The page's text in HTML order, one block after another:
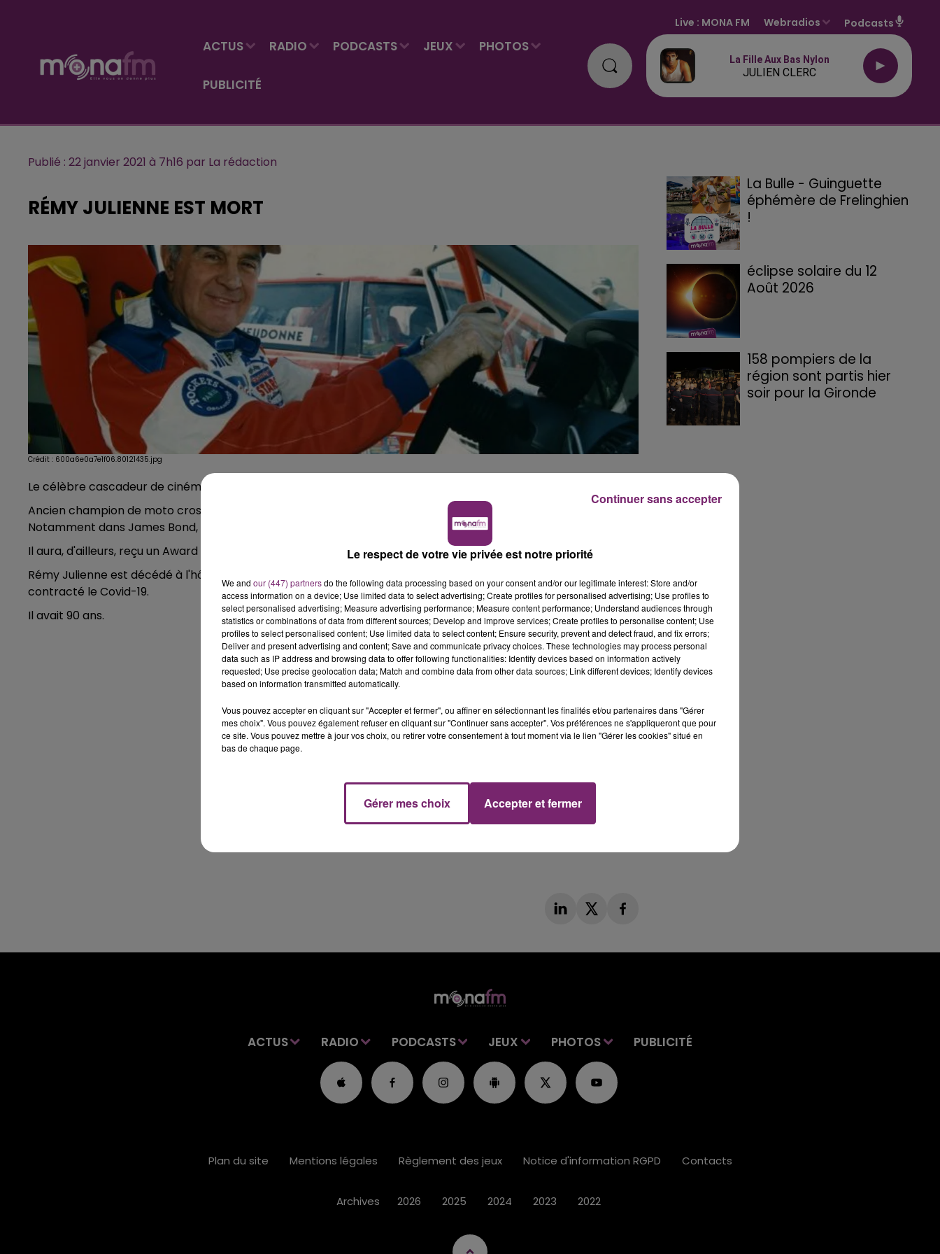
ACTUS RADIO PODCASTS JEUX PHOTOS
PUBLICITÉ
Live : MONA FM Webradios Podcasts
La Fille Aux Bas Nylon
JULIEN CLERC
Publié : 22 janvier 2021 à 7h16 par La rédaction
RÉMY JULIENNE EST MORT
Crédit : 600a6e0a7e1f06.80121435.jpg
Le célèbre cascadeur de cinéma est mort des suites du Covid-19.
Ancien champion de moto cross, il avait également, réalisé plus de 1400 scènes de cascade pour le cinéma.
Notamment dans James Bond, mais aussi fantomas, Taxi, le gendarme de St Tropez...
Il aura, d'ailleurs, reçu un Award du meilleur concepteur de cascades.
Rémy Julienne est décédé à l'hôpital de Montargis, où il avait été hospitalisé dans un état sérieux, après avoir
contracté le Covid-19.
Il avait 90 ans.
La Bulle - Guinguette
éphémère de Frelinghien
!
éclipse solaire du 12
Août 2026
158 pompiers de la
région sont partis hier
soir pour la Gironde
ACTUS RADIO PODCASTS JEUX PHOTOS PUBLICITÉ
Plan du site Mentions légales Règlement des jeux Notice d'information RGPD Contacts
Archives 2026 2025 2024 2023 2022
Le respect de votre vie privée est notre priorité
We and our (447) partnersdo the following data processing based on your consent and/or our legitimate interest: Store and/or
access information on a device; Use limited data to select advertising; Create profiles for personalised advertising; Use profiles to
select personalised advertising; Measure advertising performance; Measure content performance; Understand audiences through
statistics or combinations of data from different sources; Develop and improve services; Create profiles to personalise content; Use
profiles to select personalised content; Use limited data to select content; Ensure security, prevent and detect fraud, and fix errors;
Deliver and present advertising and content; Save and communicate privacy choices. These technologies may process personal
data such as IP address and browsing data to offer following functionalities: Identify devices based on information actively
requested; Use precise geolocation data; Match and combine data from other data sources; Link different devices; Identify devices
based on information transmitted automatically.
Vous pouvez accepter en cliquant sur "Accepter et fermer", ou affiner en sélectionnant les finalités et/ou partenaires dans "Gérer
mes choix". Vous pouvez également refuser en cliquant sur "Continuer sans accepter". Vos préférences ne s'appliqueront que pour
ce site. Vous pouvez mettre à jour vos choix, ou retirer votre consentement à tout moment via le lien "Gérer les cookies" situé en
bas de chaque page.
Gérer mes choix Accepter et fermer
Continuer sans accepter